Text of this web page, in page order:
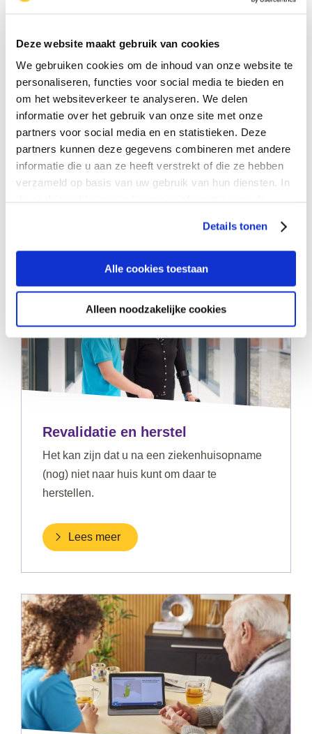
Deze website maakt gebruik van cookies
We gebruiken cookies om de inhoud van onze website te
personaliseren, functies voor social media te bieden en
om het websiteverkeer te analyseren. We delen
informatie over het gebruik van onze site met onze
partners voor social media en en statistieken. Deze
partners kunnen deze gegevens combineren met andere
informatie die u aan ze heeft verstrekt of die ze hebben
verzameld op basis van uw gebruik van hun diensten. In
aangeven voor welk soorten cookies u wel of geen
toestemming wilt geven. Het is mogelijk dat door het
uitschakelen van bepaalde soorten cookies de
functionaliteiten op de website niet (optimaal) werken. U
Details tonen
Alle cookies toestaan
Alleen noodzakelijke cookies
Fysio- en oefentherapie
Kunt u minder goed bewegen? De
fysiotherapeut van Evean biedt zorg en hulp.
Revalidatie en herstel
Het kan zijn dat u na een ziekenhuisopname
(nog) niet naar huis kunt om daar te
herstellen.
Lees meer